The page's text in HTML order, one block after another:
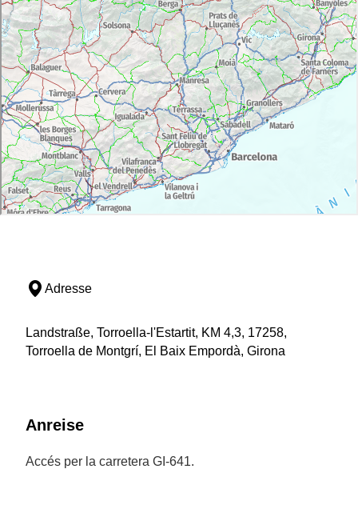
Adresse
Landstraße, Torroella-l'Estartit, KM 4,3, 17258,
Torroella de Montgrí, El Baix Empordà, Girona
Anreise
Accés per la carretera GI-641.